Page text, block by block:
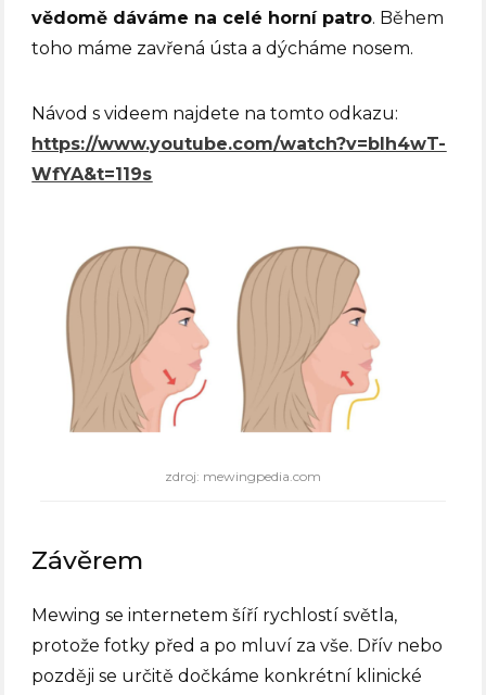
vědomě dáváme na celé horní patro. Během
toho máme zavřená ústa a dýcháme nosem.
Návod s videem najdete na tomto odkazu:
https://www.youtube.com/watch?v=bIh4wT-
WfYA&t=119s
zdroj: mewingpedia.com
Závěrem
Mewing se internetem šíří rychlostí světla,
protože fotky před a po mluví za vše. Dřív nebo
později se určitě dočkáme konkrétní klinické